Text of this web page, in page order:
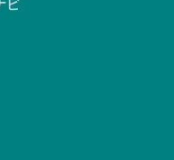
ビ